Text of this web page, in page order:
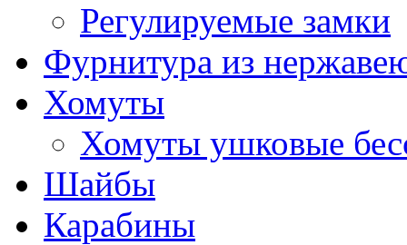
Регулируемые замки
Фурнитура из
Хомуты
Хомуты ушковые
Шайбы
Карабины